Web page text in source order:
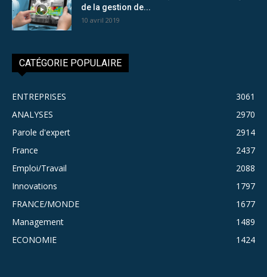
de la gestion de...
10 avril 2019
CATÉGORIE POPULAIRE
ENTREPRISES
3061
ANALYSES
2970
Parole d'expert
2914
France
2437
Emploi/Travail
2088
Innovations
1797
FRANCE/MONDE
1677
Management
1489
ECONOMIE
1424